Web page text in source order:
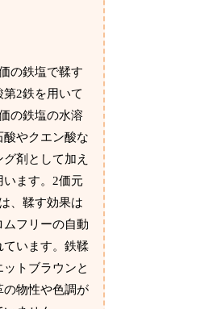
の鉄塩で鞣す
2鉄を用いて
の鉄塩の水溶
やクエン酸な
剤として加え
います。2価元
、鞣す効果は
フリーの自動
ています。鉄鞣
トブラウンと
の物性や色調が